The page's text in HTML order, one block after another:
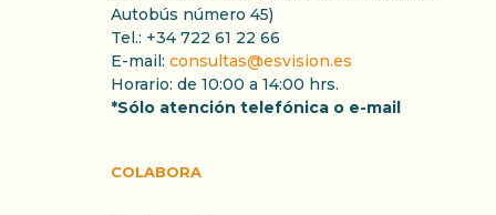
Autobús número 45)
Tel.: +34 722 61 22 66
E-mail: consultas@esvision.es
Horario: de 10:00 a 14:00 hrs.
*Sólo atención telefónica o e-mail
COLABORA